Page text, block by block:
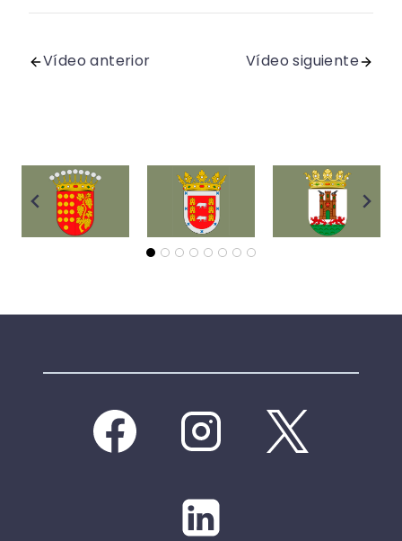
Vídeo anterior Vídeo siguiente